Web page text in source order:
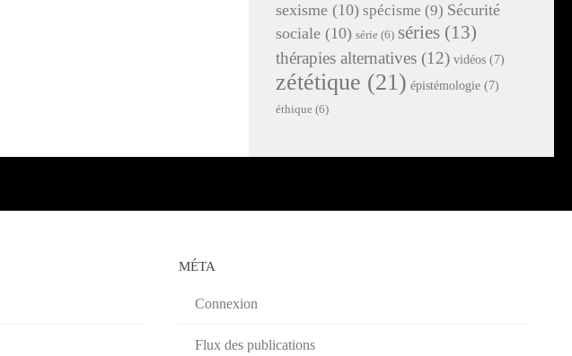
sexisme (10) spécisme (9) Sécurité
sociale (10) série (6) séries (13)
thérapies alternatives (12) vidéos (7)
zététique (21) épistémologie (7)
éthique (6)
MÉTA
Connexion
Flux des publications